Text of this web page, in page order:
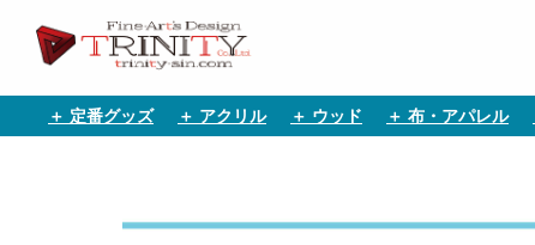
＋ 定番グッズ ＋ アクリル ＋ ウッド ＋ 布・アパレル